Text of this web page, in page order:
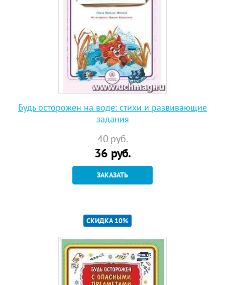
Будь осторожен на воде: стихи и развивающие
задания
40руб.
36 руб.
ЗАКАЗАТЬ
СКИДКА 10%